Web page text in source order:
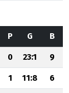
P G B
0 23:1 9
1 11:8 6